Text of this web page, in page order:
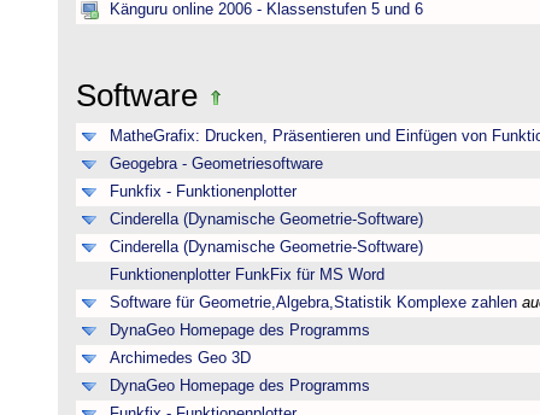
Känguru online 2006 - Klassenstufen 5 und 6
Software
MatheGrafix: Drucken, Präsentieren und Einfügen von
Geogebra - Geometriesoftware
Funkfix - Funktionenplotter
Cinderella (Dynamische Geometrie-Software)
Cinderella (Dynamische Geometrie-Software)
Funktionenplotter FunkFix für MS Word
Software für Geometrie,Algebra,Statistik Komplexe zahlen
DynaGeo Homepage des Programms
Archimedes Geo 3D
DynaGeo Homepage des Programms